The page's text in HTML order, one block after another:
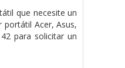
que necesite un
Acer, Asus,
para solicitar un